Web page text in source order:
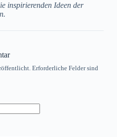
inspirierenden Ideen der
Erforderliche Felder sind